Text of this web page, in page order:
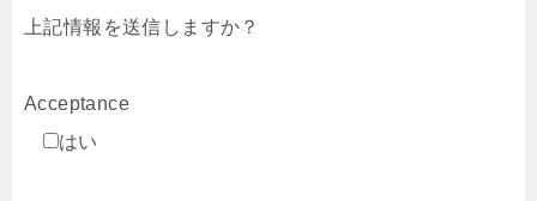
上記情報を送信しますか？
Acceptance
はい